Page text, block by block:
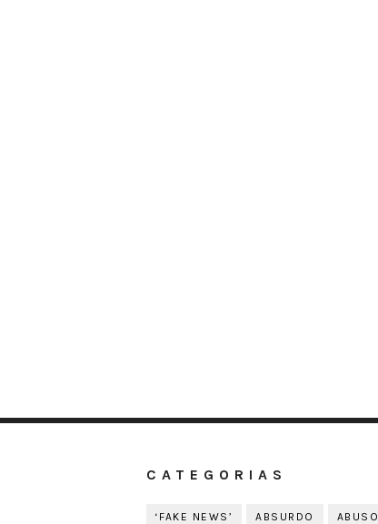
CATEGORIAS
‘FAKE NEWS’ ABSURDO ABUSO